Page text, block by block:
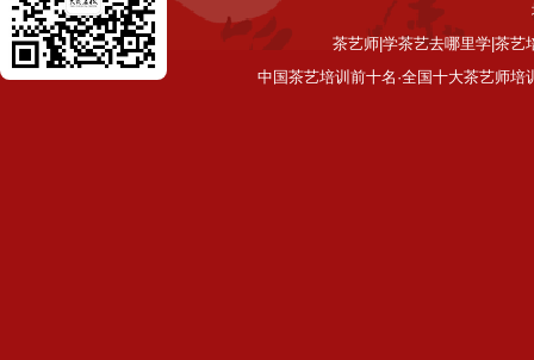
茶艺师|学茶艺去哪里学|茶艺
中国茶艺培训前十名·全国十大茶艺师培